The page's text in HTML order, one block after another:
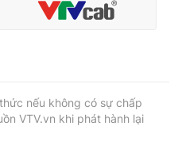
nếu không có sự chấp
VTV.vn khi phát hành lại